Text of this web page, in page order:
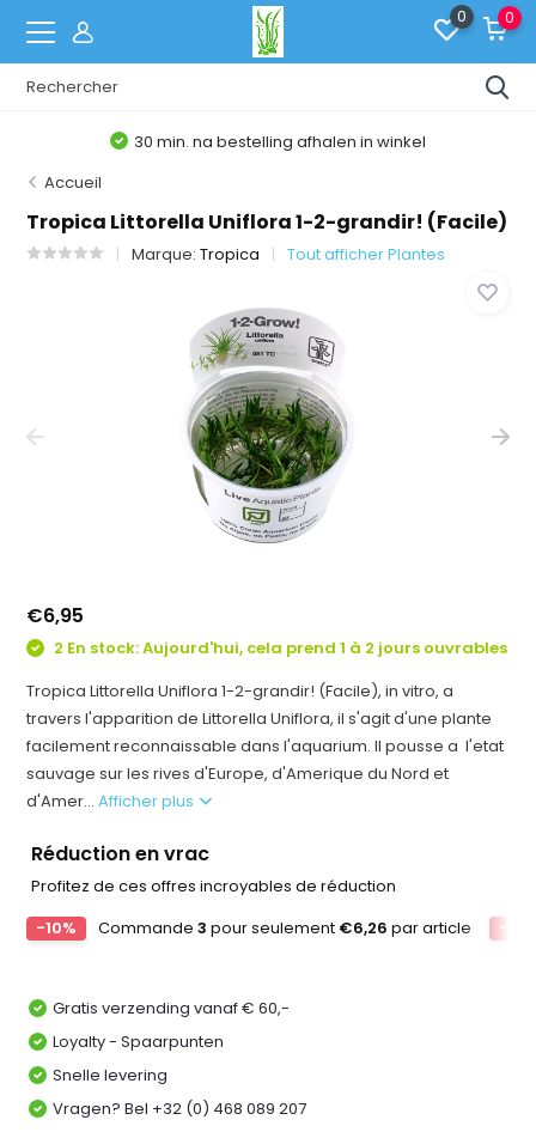
0 0
30 min. na bestelling afhalen in winkel
Accueil
Tropica Littorella Uniflora 1-2-grandir! (Facile)
Marque:Tropica Tout afficher Plantes
€6,95
2 En stock: Aujourd'hui, cela prend 1 à 2 jours ouvrables
Tropica Littorella Uniflora 1-2-grandir! (Facile), in vitro, a
travers l'apparition de Littorella Uniflora, il s'agit d'une plante
facilement reconnaissable dans l'aquarium. Il pousse a l'etat
sauvage sur les rives d'Europe, d'Amerique du Nord et
d'Amer...Afficher plus
Réduction en vrac
Profitez de ces offres incroyables de réduction
-10%
Commande3 pour seulement €6,26 par article -
Gratis verzending vanaf € 60,-
Loyalty - Spaarpunten
Snelle levering
Vragen? Bel +32 (0) 468 089 207